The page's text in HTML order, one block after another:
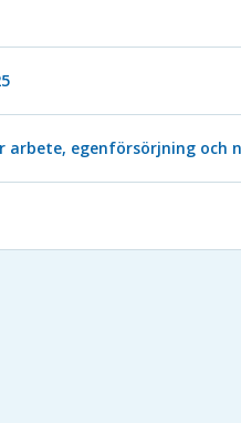
arbete, egenförsörjning